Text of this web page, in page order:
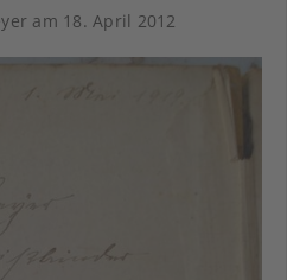
am 18. April 2012